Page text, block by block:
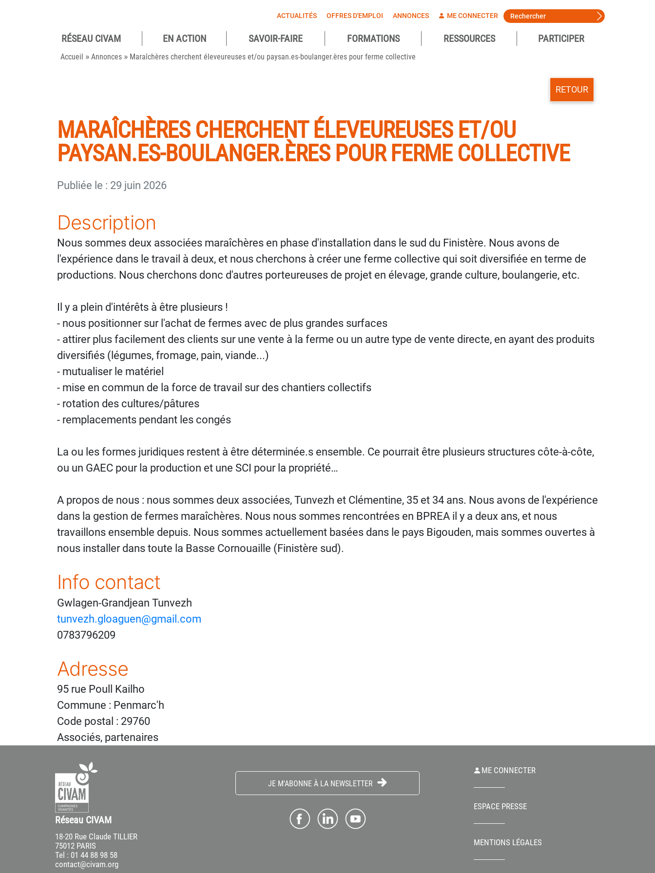
ACTUALITÉS OFFRES D'EMPLOI ANNONCES ME CONNECTER
Pour des
campagnes
RÉSEAU CIVAM EN ACTION SAVOIR-FAIRE FORMATIONS RESSOURCES PARTICIPER
Accueil » Annonces » Maraîchères cherchent éleveureuses et/ou paysan.es-boulanger.ères pour ferme collective
RETOUR
MARAÎCHÈRES CHERCHENT ÉLEVEUREUSES ET/OU
PAYSAN.ES-BOULANGER.ÈRES POUR FERME COLLECTIVE
Publiée le : 29 juin 2026
Description
Nous sommes deux associées maraîchères en phase d'installation dans le sud du Finistère. Nous avons de
l'expérience dans le travail à deux, et nous cherchons à créer une ferme collective qui soit diversifiée en terme de
productions. Nous cherchons donc d'autres porteureuses de projet en élevage, grande culture, boulangerie, etc.
Il y a plein d'intérêts à être plusieurs !
- nous positionner sur l'achat de fermes avec de plus grandes surfaces
- attirer plus facilement des clients sur une vente à la ferme ou un autre type de vente directe, en ayant des produits
diversifiés (légumes, fromage, pain, viande...)
- mutualiser le matériel
- mise en commun de la force de travail sur des chantiers collectifs
- rotation des cultures/pâtures
- remplacements pendant les congés
La ou les formes juridiques restent à être déterminée.s ensemble. Ce pourrait être plusieurs structures côte-à-côte,
ou un GAEC pour la production et une SCI pour la propriété…
A propos de nous : nous sommes deux associées, Tunvezh et Clémentine, 35 et 34 ans. Nous avons de l'expérience
dans la gestion de fermes maraîchères. Nous nous sommes rencontrées en BPREA il y a deux ans, et nous
travaillons ensemble depuis. Nous sommes actuellement basées dans le pays Bigouden, mais sommes ouvertes à
nous installer dans toute la Basse Cornouaille (Finistère sud).
Info contact
Gwlagen-Grandjean Tunvezh
tunvezh.gloaguen@gmail.com
0783796209
Adresse
95 rue Poull Kailho
Commune : Penmarc'h
Code postal : 29760
Associés, partenaires
Réseau CIVAM
18-20 Rue Claude TILLIER
75012 PARIS
Tel : 01 44 88 98 58
contact@civam.org
JE M'ABONNE À LA NEWSLETTER
ME CONNECTER
ESPACE PRESSE
MENTIONS LÉGALES